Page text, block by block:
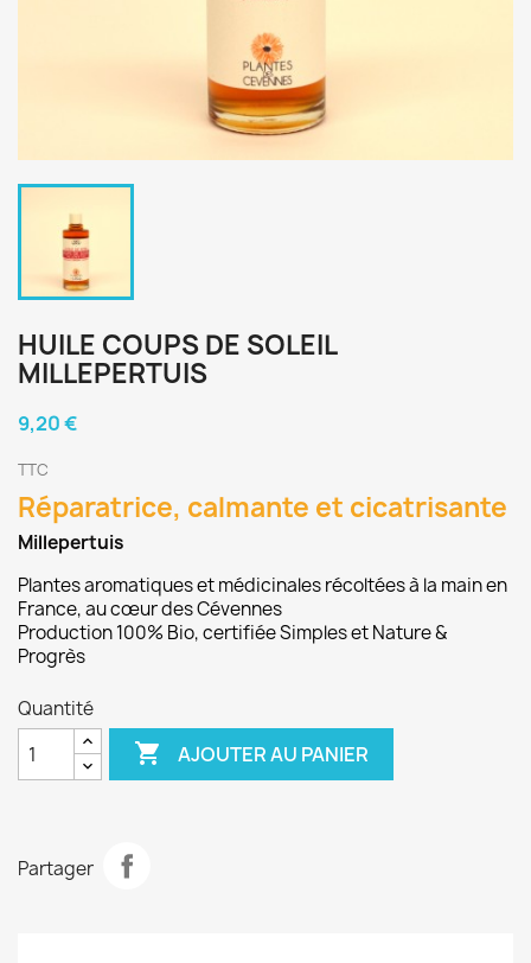
HUILE COUPS DE SOLEIL
MILLEPERTUIS
9,20 €
TTC
Réparatrice, calmante et cicatrisante
Millepertuis
Plantes aromatiques et médicinalesrécoltées à la main en
France, au cœur des Cévennes
Production 100% Bio, certifiéeSimpleset Nature &
Progrès
Quantité
 AJOUTER AU PANIER
Partager